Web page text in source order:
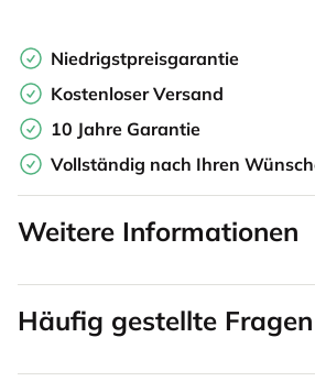
Niedrigstpreisgarantie
Kostenloser Versand
10 Jahre Garantie
Vollständig nach Ihren
Weitere Informationen
Häufig gestellte Fragen